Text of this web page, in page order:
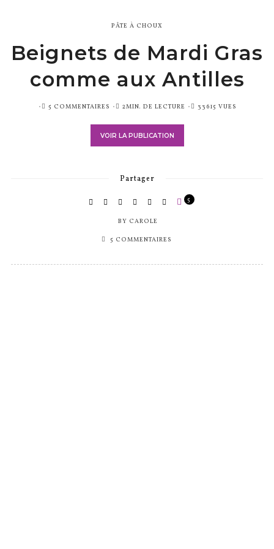
PÂTE À CHOUX
Beignets de Mardi Gras
comme aux Antilles
PUBLIÉ5 COMMENTAIRES 2MIN. DE LECTURE 33615 VUES
VOIR LA PUBLICATION
Partager
BY CAROLE
5
5 COMMENTAIRES